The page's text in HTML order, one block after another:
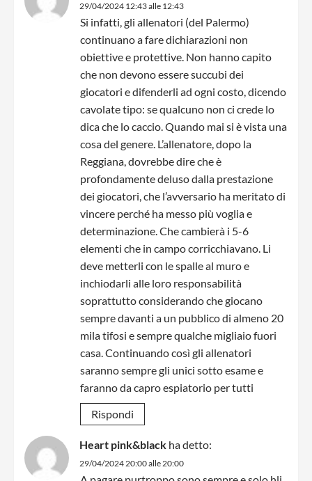
29/04/2024 12:43 alle 12:43
Si infatti, gli allenatori (del Palermo)
continuano a fare dichiarazioni non
obiettive e protettive. Non hanno capito
che non devono essere succubi dei
giocatori e difenderli ad ogni costo, dicendo
cavolate tipo: se qualcuno non ci crede lo
dica che lo caccio. Quando mai si è vista una
cosa del genere. L’allenatore, dopo la
Reggiana, dovrebbe dire che è
profondamente deluso dalla prestazione
dei giocatori, che l’avversario ha meritato di
vincere perché ha messo più voglia e
determinazione. Che cambierà i 5-6
elementi che in campo corricchiavano. Li
deve metterli con le spalle al muro e
inchiodarli alle loro responsabilità
soprattutto considerando che giocano
sempre davanti a un pubblico di almeno 20
mila tifosi e sempre qualche migliaio fuori
casa. Continuando così gli allenatori
saranno sempre gli unici sotto esame e
faranno da capro espiatorio per tutti
Rispondi
Heart pink&black ha detto:
29/04/2024 20:00 alle 20:00